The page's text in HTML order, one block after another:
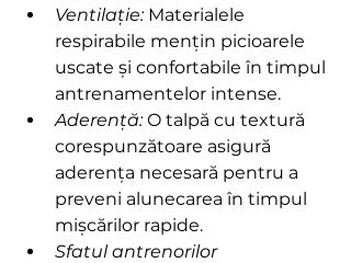
Ventilație: Materialele
respirabile mențin picioarele
uscate și confortabile în timpul
antrenamentelor intense.
Aderență: O talpă cu textură
corespunzătoare asigură
aderența necesară pentru a
preveni alunecarea în timpul
mișcărilor rapide.
Sfatul antrenorilor